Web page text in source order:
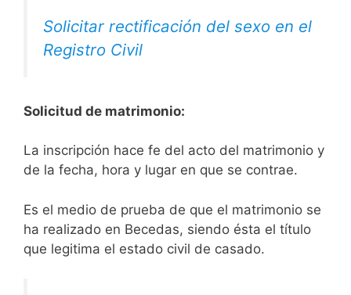
Solicitar rectificación del sexo en el
Registro Civil
Solicitud de matrimonio:
La inscripción hace fe del acto del matrimonio y
de la fecha, hora y lugar en que se contrae.
Es el medio de prueba de que el matrimonio se
ha realizado en Becedas, siendo ésta el título
que legitima el estado civil de casado.